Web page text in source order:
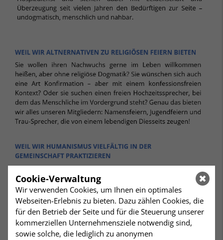
Cookie-Verwaltung
Wir verwenden Cookies, um Ihnen ein optimales
Webseiten-Erlebnis zu bieten. Dazu zählen Cookies, die
für den Betrieb der Seite und für die Steuerung unserer
kommerziellen Unternehmensziele notwendig sind,
sowie solche, die lediglich zu anonymen